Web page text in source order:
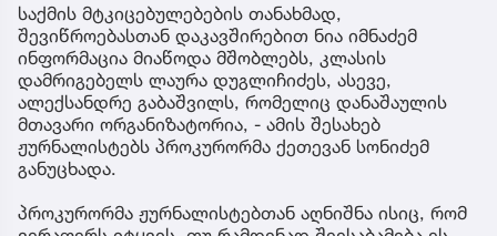
საქმის მტკიცებულებების თანახმად,
შევიწროებასთან დაკავშირებით ნია იმნაძემ
ინფორმაცია მიაწოდა მშობლებს, კლასის
დამრიგებელს ლაურა დუგლიჩიძეს, ასევე,
ალექსანდრე გაბაშვილს, რომელიც დანაშაულის
მთავარი ორგანიზატორია, - ამის შესახებ
ჟურნალისტებს პროკურორმა ქეთევან სონიძემ
განუცხადა.
პროკურორმა ჟურნალისტებთან აღნიშნა ისიც, რომ